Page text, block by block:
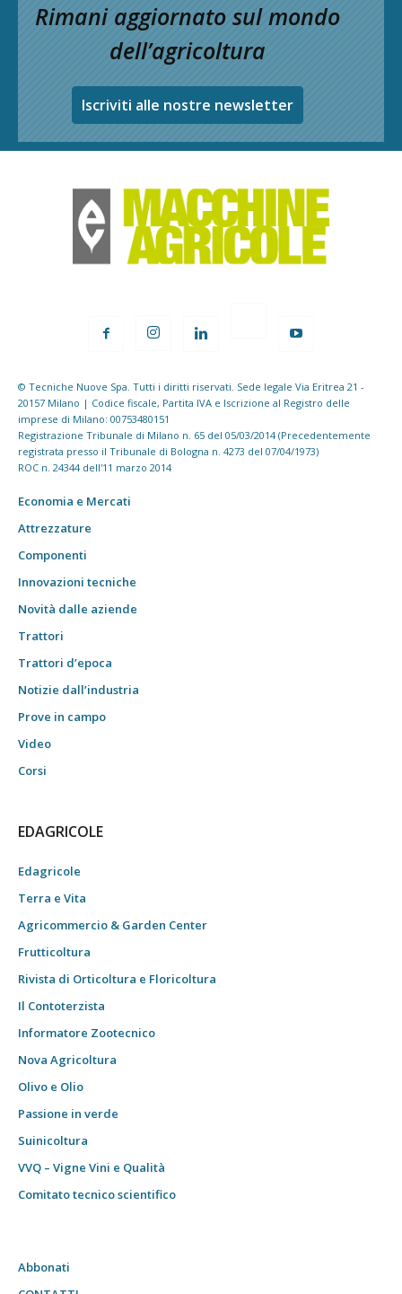
Rimani aggiornato sul mondo
dell’agricoltura
Iscriviti alle nostre newsletter
© Tecniche Nuove Spa. Tutti i diritti riservati. Sede legale Via Eritrea 21 -
20157 Milano | Codice fiscale, Partita IVA e Iscrizione al Registro delle
imprese di Milano: 00753480151
Registrazione Tribunale di Milano n. 65 del 05/03/2014 (Precedentemente
registrata presso il Tribunale di Bologna n. 4273 del 07/04/1973)
ROC n. 24344 dell'11 marzo 2014
Economia e Mercati
Attrezzature
Componenti
Innovazioni tecniche
Novità dalle aziende
Trattori
Trattori d’epoca
Notizie dall’industria
Prove in campo
Video
Corsi
EDAGRICOLE
Edagricole
Terra e Vita
Agricommercio & Garden Center
Frutticoltura
Rivista di Orticoltura e Floricoltura
Il Contoterzista
Informatore Zootecnico
Nova Agricoltura
Olivo e Olio
Passione in verde
Suinicoltura
VVQ – Vigne Vini e Qualità
Comitato tecnico scientifico
Abbonati